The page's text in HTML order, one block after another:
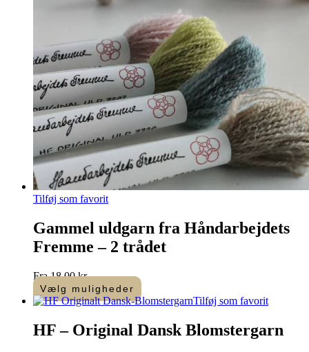
Tilføj som favorit
Gammel uldgarn fra Håndarbejdets
Fremme – 2 trådet
Fra18,00kr.
Vælg muligheder
Dette
har
flere
Tilføj som favorit
HF – Original Dansk Blomstergarn